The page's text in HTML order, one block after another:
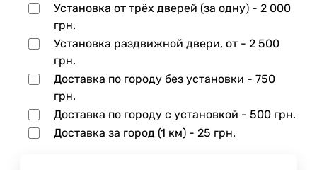
Установка от трёх дверей (за одну) - 2 000
грн.
Установка раздвижной двери, от - 2 500
грн.
Доставка по городу без установки - 750
грн.
Доставка по городу с установкой - 500 грн.
Доставка за город (1 км) - 25 грн.